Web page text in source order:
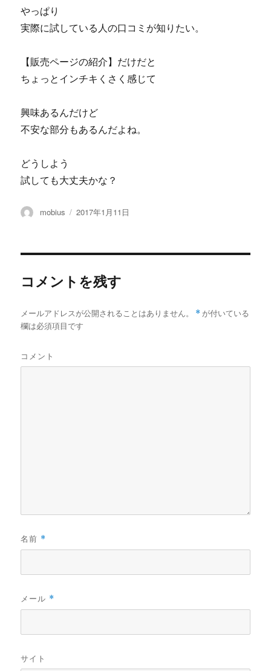
やっぱり
実際に試している人の口コミが知りたい。
【販売ページの紹介】だけだと
ちょっとインチキくさく感じて
興味あるんだけど
不安な部分もあるんだよね。
どうしよう
試しても大丈夫かな？
投
mobius
投
2017年1月11日
コメントを残す
メールアドレスが公開されることはありません。 * が付いている
欄は必須項目です
コメント
名前 *
メール *
サイト